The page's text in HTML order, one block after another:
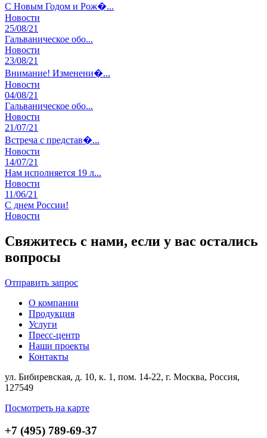
С Новым Годом и Рож�...
Новости
25/08/21
Гальваническое обо...
Новости
23/08/21
Внимание! Изменени�...
Новости
04/08/21
Гальваническое обо...
Новости
21/07/21
Встреча с представ�...
Новости
14/07/21
Нам исполняется 19 л...
Новости
11/06/21
С днем России!
Новости
Свяжитесь с нами, если у вас остались
вопросы
Отправить запрос
О компании
Продукция
Услуги
Пресс-центр
Наши проекты
Контакты
ул. Бибиревская, д. 10, к. 1, пом. 14-22, г. Москва, Россия,
127549
Посмотреть на карте
+7 (495) 789-69-37